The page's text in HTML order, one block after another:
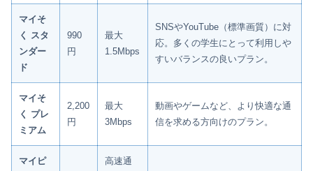
マイそ
く スタ
ンダー
ド
990
円
最大
1.5Mbps
SNSやYouTube（標準画質）に対
応。多くの学生にとって利用しや
すいバランスの良いプラン。
マイそ
く プレ
ミアム
2,200
円
最大
3Mbps
動画やゲームなど、より快適な通
信を求める方向けのプラン。
マイピ
高速通